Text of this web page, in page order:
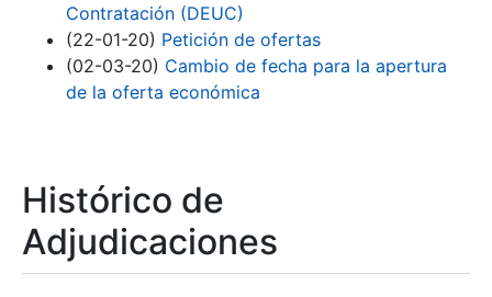
Contratación (DEUC)
(22-01-20) Petición de ofertas
(02-03-20) Cambio de fecha para la apertura
de la oferta económica
Histórico de
Adjudicaciones